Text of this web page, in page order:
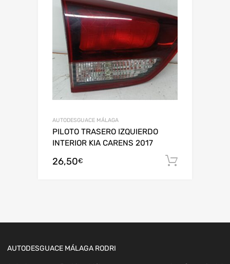
AUTODESGUACE MÁLAGA
PILOTO TRASERO IZQUIERDO
INTERIOR KIA CARENS 2017
26,50€
AUTODESGUACE MÁLAGA RODRI